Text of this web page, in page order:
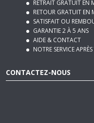
SATISFAIT OU
GARANTIE 2 À 5 ANS
AIDE & CONTACT
NOTRE SERVICE APRÈS